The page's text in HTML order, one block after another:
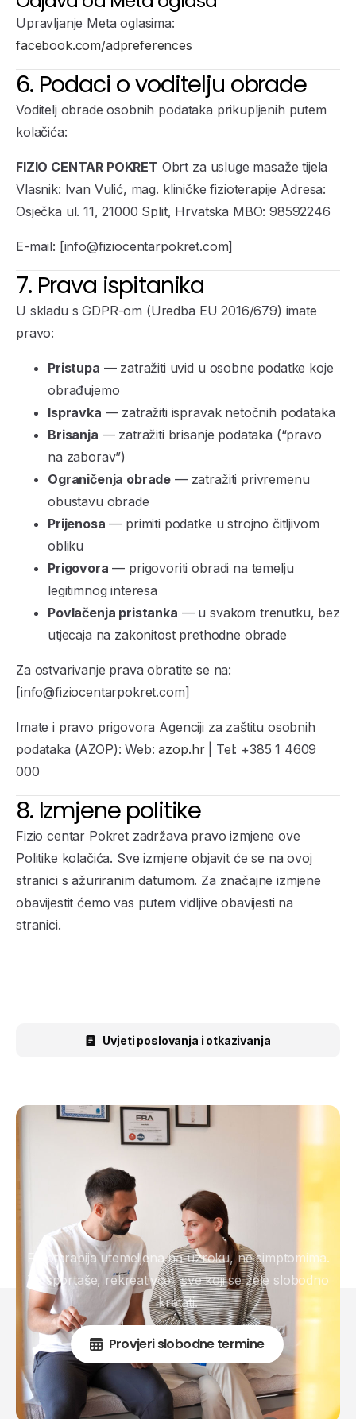
Upravljanje Meta oglasima:
facebook.com/adpreferences
6. Podaci o voditelju obrade
Voditelj obrade osobnih podataka prikupljenih putem
kolačića:
FIZIO CENTAR POKRET Obrt za usluge masaže tijela
Vlasnik: Ivan Vulić, mag. kliničke fizioterapije Adresa:
Osječka ul. 11, 21000 Split, Hrvatska MBO: 98592246
E-mail: [info@fiziocentarpokret.com]
7. Prava ispitanika
U skladu s GDPR-om (Uredba EU 2016/679) imate
pravo:
Pristupa — zatražiti uvid u osobne podatke koje
obrađujemo
Ispravka — zatražiti ispravak netočnih podataka
Brisanja — zatražiti brisanje podataka (“pravo
na zaborav”)
Ograničenja obrade — zatražiti privremenu
obustavu obrade
Prijenosa — primiti podatke u strojno čitljivom
obliku
Prigovora — prigovoriti obradi na temelju
legitimnog interesa
Povlačenja pristanka — u svakom trenutku, bez
utjecaja na zakonitost prethodne obrade
Za ostvarivanje prava obratite se na:
[info@fiziocentarpokret.com]
Imate i pravo prigovora Agenciji za zaštitu osobnih
podataka (AZOP): Web:azop.hr| Tel: +385 1 4609
000
8. Izmjene politike
Fizio centar Pokret zadržava pravo izmjene ove
Politike kolačića. Sve izmjene objavit će se na ovoj
stranici s ažuriranim datumom. Za značajne izmjene
obavijestit ćemo vas putem vidljive obavijesti na
stranici.
Uvjeti poslovanja i otkazivanja
Fizioterapija utemeljena na uzroku, ne simptomima.
Za sportaše, rekreativce i sve koji se žele slobodno
kretati.
Provjeri slobodne termine